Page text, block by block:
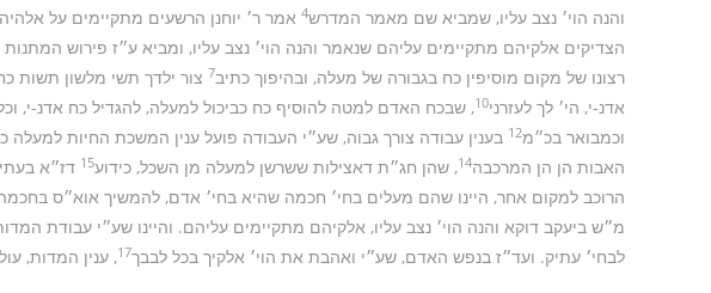
והנה הוי׳ נצב עליו, שמביא שם מאמר המדרש4 אמר ר׳ יוחנן הרשעים מתקיימים על
הצדיקים אלקיהם מתקיימים עליהם שנאמר והנה הוי׳ נצב עליו, ומביא ע״ז פירוש
רצונו של מקום מוסיפין כח בגבורה של מעלה, ובהיפוך כתיב7 צור ילדך תשי מלשון תשות
אדנ-י, הי׳ לך לעזרני10, שבכח האדם למטה להוסיף כח כביכול למעלה, להגדיל כח אדנ-י,
וכמבואר בכ״מ12 בענין עבודה צורך גבוה, שע״י העבודה פועל ענין המשכת החיות למעלה
האבות הן הן המרכבה14, שהן חג״ת דאצילות ששרשן למעלה מן השכל, כידוע15 דז״א
הרוכב למקום אחר, היינו שהם מעלים בחי׳ חכמה שהיא בחי׳ אדם, להמשיך אוא״ס
מ״ש ביעקב דוקא והנה הוי׳ נצב עליו, אלקיהם מתקיימים עליהם. והיינו שע״י עבודת
לבחי׳ עתיק. ועד״ז בנפש האדם, שע״י ואהבת את הוי׳ אלקיך בכל לבבך17, ענין המדות,